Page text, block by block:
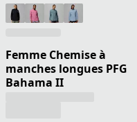
Femme Chemise à
manches longues PFG
Bahama II